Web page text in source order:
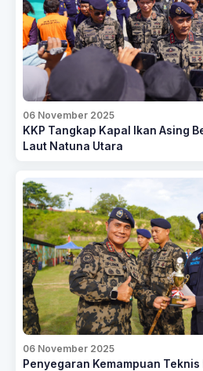
06 November 2025
KKP Tangkap Kapal Ikan Asing
Laut Natuna Utara
06 November 2025
Penyegaran Kemampuan